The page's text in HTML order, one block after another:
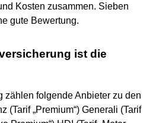
Kosten zusammen. Sieben
gute Bewertung.
ist die
zählen folgende Anbieter zu den
(Tarif „Premium“) Generali (Tarif